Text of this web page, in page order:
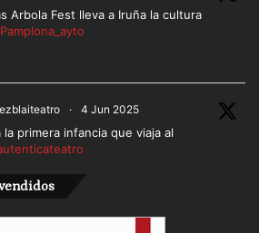
Arbola Fest lleva a Iruña la cultura
· 4 Jun 2025
primera infancia que viaja al
Cargar más